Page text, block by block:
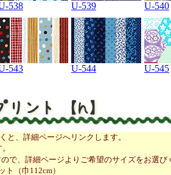
538 U-539 U-540
543 U-544 U-545
と、詳細ページへリンクします。
で、詳細ページよりご希望のサイズをお選び
ト（巾112cm）